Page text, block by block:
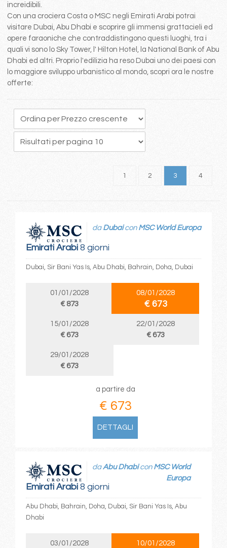
increidibili.
Con una crociera Costa o MSC negli Emirati Arabi potrai
visitare Dubai, Abu Dhabi e scoprire gli immensi grattacieli ed
opere faraoniche che contraddistingono questi luoghi, tra i
quali vi sono lo Sky Tower, l' Hilton Hotel, la National Bank of Abu
Dhabi ed altri. Proprio l'edilizia ha reso Dubai uno dei paesi con
lo maggiore sviluppo urbanistico al mondo, scopri ora le nostre
offerte:
1 2 3 4
Emirati Arabi8 giorni
da Dubaicon MSC World Europa
Dubai, Sir Bani Yas Is, Abu Dhabi, Bahrain, Doha, Dubai
01/01/2028
€ 873
08/01/2028
€ 673
15/01/2028
€ 673
22/01/2028
€ 673
29/01/2028
€ 673
a partire da
€ 673
DETTAGLI
Emirati Arabi8 giorni
daAbu Dhabicon MSC World
Europa
Abu Dhabi, Bahrain, Doha, Dubai, Sir Bani Yas Is, Abu
Dhabi
03/01/2028
10/01/2028